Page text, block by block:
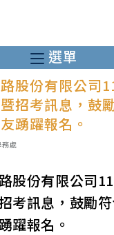
選單
路股份有限公司
招考訊息，鼓
踴躍報名。
務處
股份有限公司
考訊息，鼓勵
躍報名。